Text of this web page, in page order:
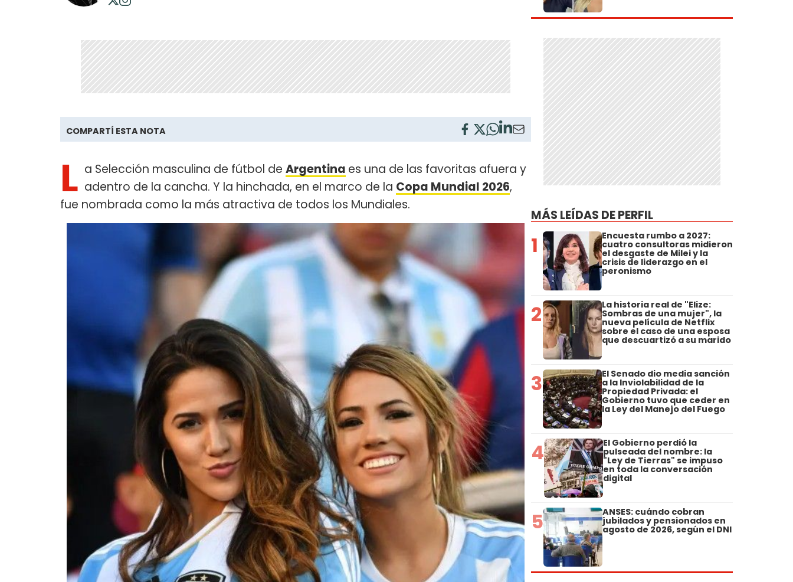
COMPARTÍ ESTA NOTA
L a Selección masculina de fútbol de Argentina es una de las favoritas afuera y
adentro de la cancha. Y la hinchada, en el marco de la Copa Mundial 2026,
fue nombrada como la más atractiva de todos los Mundiales.
MÁS LEÍDAS DE PERFIL
1 Encuesta rumbo a 2027:
cuatro consultoras midieron
el desgaste de Milei y la
crisis de liderazgo en el
peronismo
2 La historia real de "Elize:
Sombras de una mujer", la
nueva película de Netflix
sobre el caso de una esposa
que descuartizó a su marido
3 El Senado dio media sanción
a la Inviolabilidad de la
Propiedad Privada: el
Gobierno tuvo que ceder en
la Ley del Manejo del Fuego
4 El Gobierno perdió la
pulseada del nombre: la
"Ley de Tierras" se impuso
en toda la conversación
digital
5 ANSES: cuándo cobran
jubilados y pensionados en
agosto de 2026, según el DNI